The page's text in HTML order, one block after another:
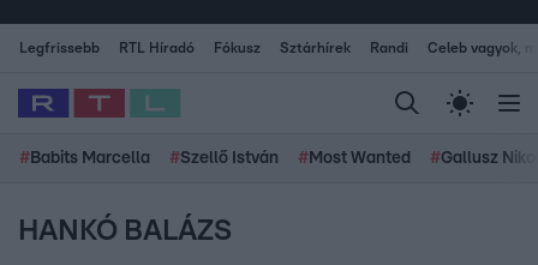
Legfrissebb RTL Híradó Fókusz Sztárhírek Randi Celeb vagyok,
# Babits Marcella #Szellő István # Most Wanted #Gallusz
HANKÓ BALÁZS